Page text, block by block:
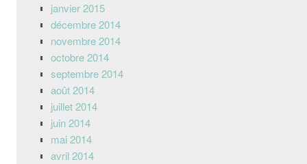
janvier 2015
décembre 2014
novembre 2014
octobre 2014
septembre 2014
août 2014
juillet 2014
juin 2014
mai 2014
avril 2014